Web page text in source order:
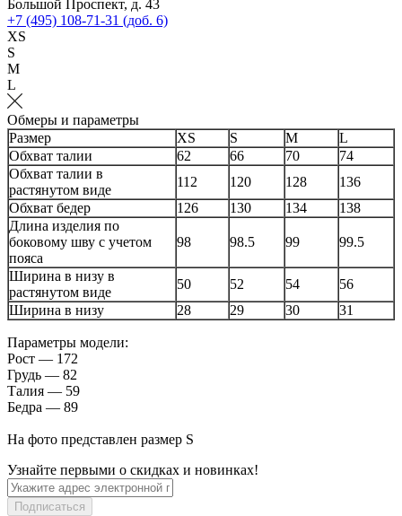
Большой Проспект, д. 43
+7 (495) 108-71-31 (доб. 6)
XS
S
M
L
Обмеры и параметры
Размер
XS S M
L
Обхват талии
62 66 70
74
Обхват талии в
растянутом виде
112 120 128
136
Обхват бедер
126 130 134
138
Длина изделия по
боковому шву с учетом
пояса
98 98.5 99 99.5
Ширина в низу в
растянутом виде
50 52 54
56
Ширина в низу
28 29 30 31
Параметры модели:
Рост — 172
Грудь — 82
Талия — 59
Бедра — 89
На фото представлен размер S
Узнайте первыми о скидках и новинках!
Подписаться